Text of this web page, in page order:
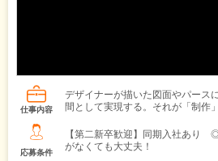
仕事内容
デザイナーが描いた図面やパース
間として実現する。それが「制作
応募条件
【第二新卒歓迎】同期入社あり
がなくても大丈夫！